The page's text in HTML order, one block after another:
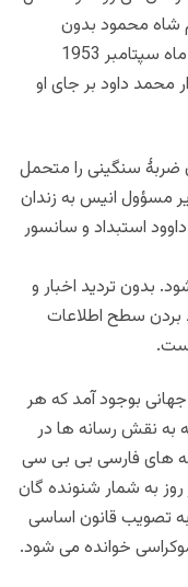
شاه محمود بدون
آگاهی قبلی خبر استعفای خود را در ششم ماه سپتامبر 1953
محمد داود بر جای او
ضربۀ سنگینی را متحمل
مسؤول انیس به زندان
استبداد و سانسور
بدون تردید اخبار و
بردن سطح اطلاعات
بوجود آمد که هر
به نقش رسانه ها در
های فارسی بی بی سی
به شمار شنونده گان
تصویب قانون اساسی